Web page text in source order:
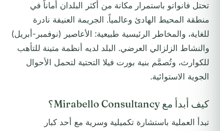
تحتل فانواتو باستمرار مكانة من أكثر البلدان أماناً في
منطقة المحيط الهادئ وعالمياً. الجريمة العنيفة نادرة
للغاية، والمخاطر الرئيسية طبيعية: الأعاصير (نوفمبر-أبريل)
والنشاط الزلزالي العرضي. البلد لديه أنظمة متينة للتأهب
للكوارث، وتُصمَّم بنية بورت فيلا التحتية لتحمل الأحوال
الجوية الاستوائية.
كيف أبدأ مع Mirabello Consultancy؟
تبدأ العملية باستشارة تكميلية وسرية مع أحد كبار